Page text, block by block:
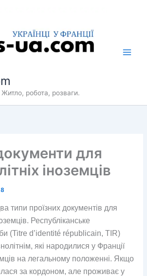
Житло, робота, розваги.
для
іноземців
типи проїзних документів для
Республіканське
(Titre d’identité républicain, TIR)
які народилися у Франції
на легальному положенні. Якщо
за кордоном, але проживає у